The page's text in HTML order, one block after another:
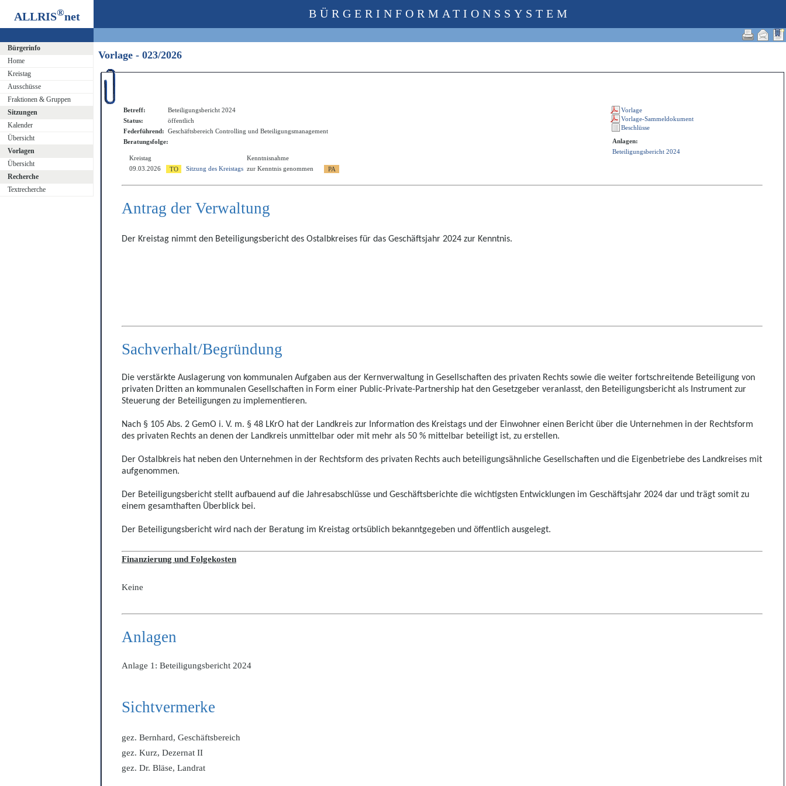
ALLRIS®net
Bürgerinfo
Home
Kreistag
Ausschüsse
Fraktionen & Gruppen
Sitzungen
Kalender
Übersicht
Vorlagen
Übersicht
Recherche
Textrecherche
BÜRGERINFORMATIONSSYSTEM
Vorlage - 023/2026
Betreff:
Beteiligungsbericht 2024
Status:
öffentlich
Federführend: Geschäftsbereich Controlling und Beteiligungsmanagement
Beratungsfolge:
Kreistag
Kenntnisnahme
09.03.2026
Sitzung des Kreistags zur Kenntnis genommen
Anlagen:
Beteiligungsbericht 2024
Antrag der Verwaltung
Der Kreistag nimmt den Beteiligungsbericht des Ostalbkreises für das Geschäftsjahr 2024 zur Kenntnis.
Sachverhalt/Begründung
Die verstärkte Auslagerung von kommunalen Aufgaben aus der Kernverwaltung in Gesellschaften des privaten Rechts sowie die weiter fortschreitende Beteiligung von
privaten Dritten an kommunalen Gesellschaften in Form einer Public-Private-Partnership hat den Gesetzgeber veranlasst, den Beteiligungsbericht als Instrument zur
Steuerung der Beteiligungen zu implementieren.
Nach § 105 Abs. 2 GemO i. V. m. § 48 LKrO hat der Landkreis zur Information des Kreistags und der Einwohner einen Bericht über die Unternehmen in der Rechtsform
des privaten Rechts an denen der Landkreis unmittelbar oder mit mehr als 50 % mittelbar beteiligt ist, zu erstellen.
Der Ostalbkreis hat neben den Unternehmen in der Rechtsform des privaten Rechts auch beteiligungsähnliche Gesellschaften und die Eigenbetriebe des Landkreises mit
aufgenommen.
Der Beteiligungsbericht stellt aufbauend auf die Jahresabschlüsse und Geschäftsberichte die wichtigsten Entwicklungen im Geschäftsjahr 2024 dar und trägt somit zu
einem gesamthaften Überblick bei.
Der Beteiligungsbericht wird nach der Beratung im Kreistag ortsüblich bekanntgegeben und öffentlich ausgelegt.
Finanzierung und Folgekosten
Keine
Anlagen
Anlage 1: Beteiligungsbericht 2024
Sichtvermerke
gez. Bernhard, Geschäftsbereich
gez. Kurz, Dezernat II
gez. Dr. Bläse, Landrat